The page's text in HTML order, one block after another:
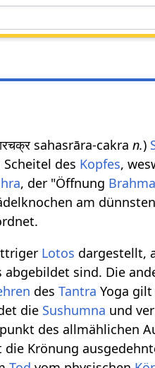
sahasrāra-cakran.)
des Kopfes,
, der "Öffnung
am
Lotos dargestellt,
sind. Die
desTantra Yoga gilt
die Sushumna und
des allmählichen
die Krönung